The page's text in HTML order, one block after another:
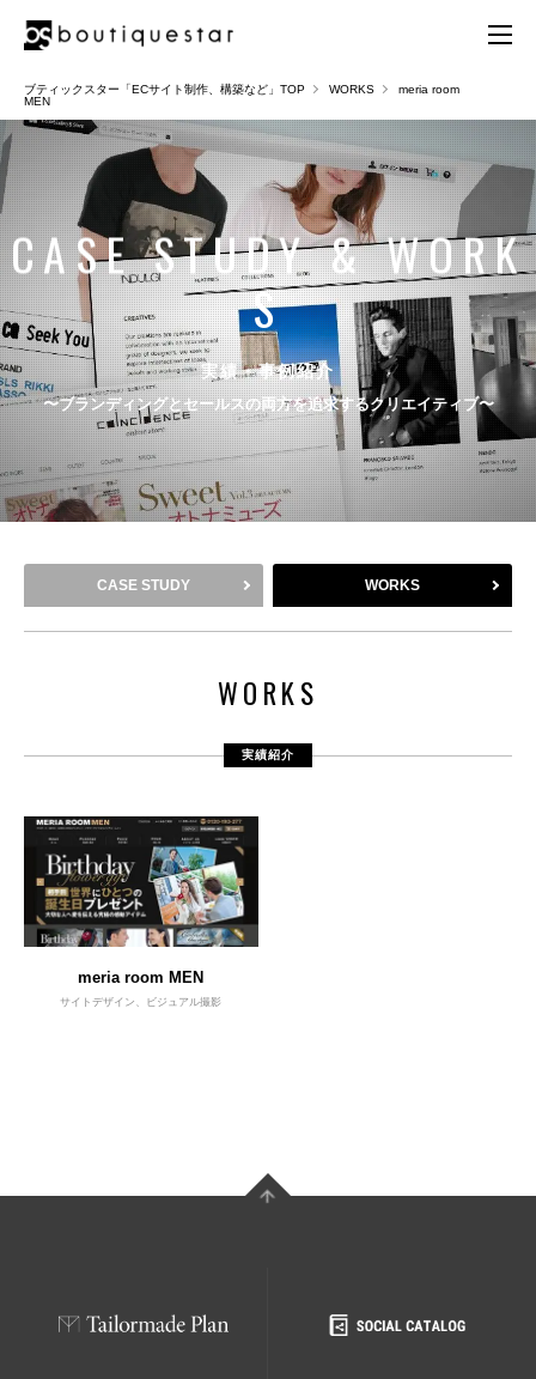
ブティックスター「ECサイト制作、構築など」TOP WORKS
meria room
MEN
CASE STUDY & WORK
S
実績・事例紹介
〜ブランディングとセールスの両方を追求するクリエイティブ〜
CASE STUDY WORKS
WORKS
実績紹介
meria room MEN
サイトデザイン、ビジュアル撮影